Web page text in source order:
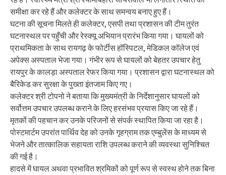
समीक्षा कर रहे हैं और कलेक्टर के साथ समन्वय बनाए हुए हैं।
घटना की सूचना मिलते ही कलेक्टर, एसपी तथा प्रशासन की टीम तुरंत
घटनास्थल पर पहुँची और रेस्क्यू अभियान प्रारंभ किया गया। घायलों को
प्राथमिकता के साथ रायगढ़ के फोर्टीस हॉस्पिटल, मेडिकल कॉलेज एवं
अपेक्स अस्पताल भेजा गया। गंभीर रूप से घायलों को बेहतर उपचार हेतु
रायपुर के कालड़ा अस्पताल रेफर किया गया। प्रशासन द्वारा घटनास्थल को
बैरिकेड कर सुरक्षा के पुख्ता इंतजाम किए गए।
कलेक्टर श्री टोपनो ने बताया कि मुख्यमंत्री के निर्देशानुसार घायलों को
सर्वोत्तम उपचार उपलब्ध कराने के लिए हरसंभव प्रयास किए जा रहे हैं।
मृतकों की पहचान कर उनके परिजनों से संपर्क स्थापित किया जा रहा है।
पोस्टमार्टम उपरांत पार्थिव देह को उनके गृहग्राम तक एम्बुलेंस के माध्यम से
भेजने और तात्कालिक सहायता राशि उपलब्ध कराने की व्यवस्था सुनिश्चित
की गई है।
हादसे में घायल अथवा प्रभावित श्रमिकों को पूर्ण रूप से स्वस्थ होने तक बिना